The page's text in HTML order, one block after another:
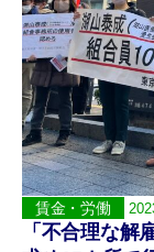
賃金・労働
「不合理な